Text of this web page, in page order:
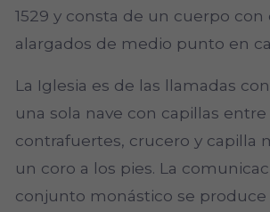
1529 y consta de un cuerpo con
alargados de medio punto en
La Iglesia es de las llamadas
una sola nave con capillas entre
contrafuertes, crucero y capilla
un coro a los pies. La
conjunto monástico se produce